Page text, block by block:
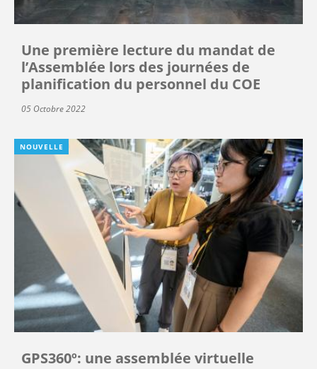
Une première lecture du mandat de
l’Assemblée lors des journées de
planification du personnel du COE
05 Octobre 2022
NOUVELLE
GPS360º: une assemblée virtuelle